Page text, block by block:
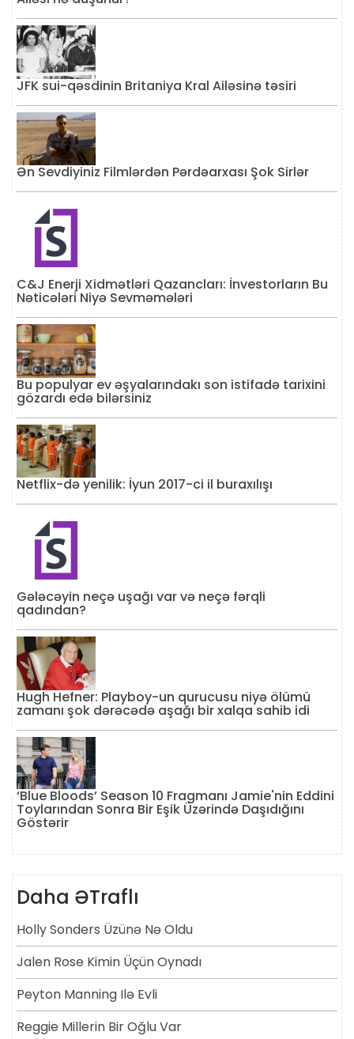
JFK sui-qəsdinin Britaniya Kral Ailəsinə təsiri
Ən Sevdiyiniz Filmlərdən Pərdəarxası Şok Sirlər
C&J Enerji Xidmətləri Qazancları: İnvestorların Bu
Nəticələri Niyə Sevməmələri
Bu populyar ev əşyalarındakı son istifadə tarixini
gözardı edə bilərsiniz
Netflix-də yenilik: İyun 2017-ci il buraxılışı
Gələcəyin neçə uşağı var və neçə fərqli
qadından?
Hugh Hefner: Playboy-un qurucusu niyə ölümü
zamanı şok dərəcədə aşağı bir xalqa sahib idi
‘Blue Bloods’ Season 10 Fragmanı Jamie'nin Eddini
Toylarından Sonra Bir Eşik Üzərində Daşıdığını
Göstərir
Daha ƏTraflı
Holly Sonders Üzünə Nə Oldu
Jalen Rose Kimin Üçün Oynadı
Peyton Manning Ilə Evli
Reggie Millerin Bir Oğlu Var